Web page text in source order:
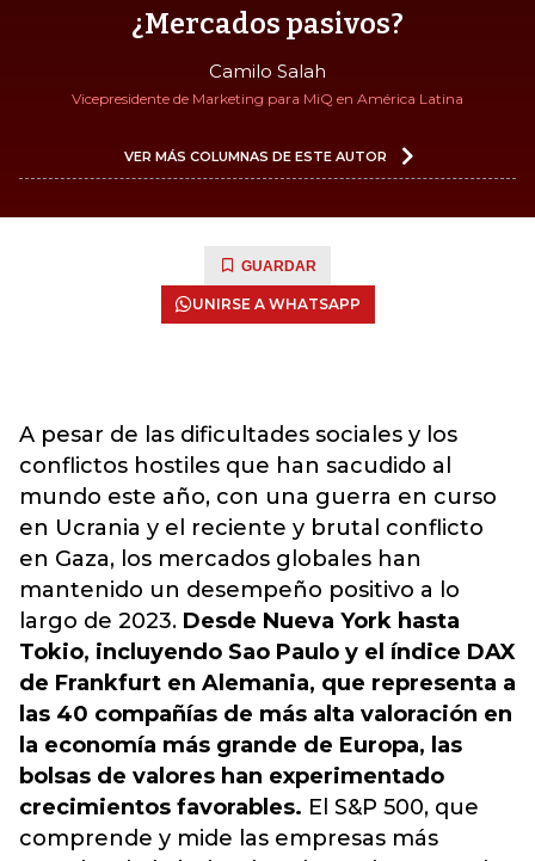
¿Mercados pasivos?
Camilo Salah
Vicepresidente de Marketing para MiQ en América Latina
VER MÁS COLUMNAS DE ESTE AUTOR
GUARDAR
UNIRSE A WHATSAPP
A pesar de las dificultades sociales y los
conflictos hostiles que han sacudido al
mundo este año, con una guerra en curso
en Ucrania y el reciente y brutal conflicto
en Gaza, los mercados globales han
mantenido un desempeño positivo a lo
largo de 2023. Desde Nueva York hasta
Tokio, incluyendo Sao Paulo y el índice DAX
de Frankfurt en Alemania, que representa a
las 40 compañías de más alta valoración en
la economía más grande de Europa, las
bolsas de valores han experimentado
crecimientos favorables. El S&P 500, que
comprende y mide las empresas más